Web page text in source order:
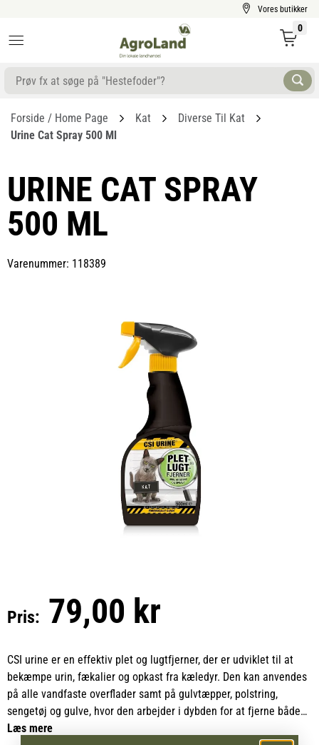
Vores butikker
0
Forside / Home Page Kat
Diverse Til Kat
Urine Cat Spray 500 Ml
URINE CAT SPRAY
500 ML
Varenummer: 118389
Pris: 79,00 kr
CSI urine er en effektiv plet og lugtfjerner, der er udviklet til at
bekæmpe urin, fækalier og opkast fra kæledyr. Den kan anvendes
på alle vandfaste overflader samt på gulvtæpper, polstring,
sengetøj og gulve, hvor den arbejder i dybden for at fjerne både
pletter og lugtgener.
Læs mere